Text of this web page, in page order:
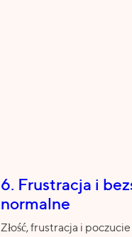
6. Frustracja i
normalne
Złość, frustracja i